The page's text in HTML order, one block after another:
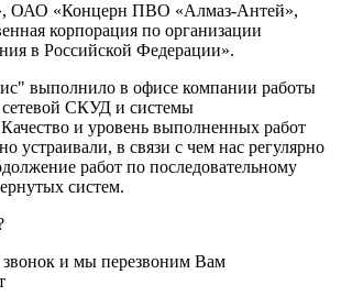
ОАО «Концерн ПВО «Алмаз-Антей»,
корпорация по организации
в Российской Федерации».
выполнило в офисе компании работы
СКУД и системы
и уровень выполненных работ
устраивали, в связи с чем нас регулярно
работ по последовательному
систем.
звонок и мы перезвоним Вам